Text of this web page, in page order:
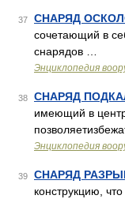
37 СНАРЯД
сочетающий в
снарядов …
Энциклопедия
38 СНАРЯД
имеющий в
Энциклопедия
39 СНАРЯД
конструкцию,